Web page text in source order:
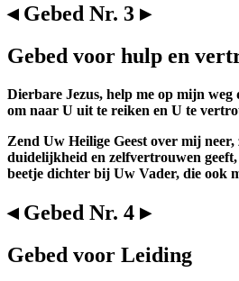
◂ Gebed Nr. 3 ▸
Gebed voor hulp en
Dierbare Jezus, help me op mijn weg
om naar U uit te reiken en U te
Zend Uw Heilige Geest over mij
duidelijkheid en zelfvertrouwen
beetje dichter bij Uw Vader, die ook
◂ Gebed Nr. 4 ▸
Gebed voor Leiding